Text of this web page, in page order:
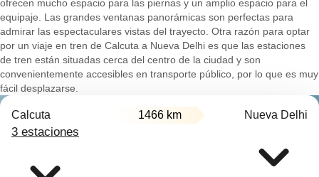
ofrecen mucho espacio para las piernas y un amplio espacio para el
equipaje. Las grandes ventanas panorámicas son perfectas para
admirar las espectaculares vistas del trayecto. Otra razón para optar
por un viaje en tren de Calcuta a Nueva Delhi es que las estaciones
de tren están situadas cerca del centro de la ciudad y son
convenientemente accesibles en transporte público, por lo que es muy
fácil desplazarse.
Calcuta 1466 km Nueva Delhi
3 estaciones